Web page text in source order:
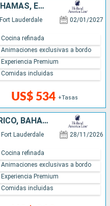
REPÚBLICA DOMINICANA, BAHAMAS, ESTADOS UNIDOS
Fort Lauderdale 02/01/2027
US$ 534 +Tasas
Cocina refinada
Animaciones exclusivas a bordo
Experiencia Premium
Comidas incluidas
ESTADOS UNIDOS, PUERTO RICO, BAHAMAS, JAMAICA, ISLAS CAIMÁN, MÉXICO
Fort Lauderdale 28/11/2026
Cocina refinada
Animaciones exclusivas a bordo
Experiencia Premium
Comidas incluidas